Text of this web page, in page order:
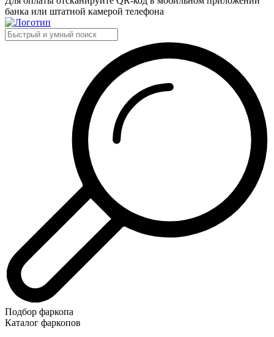
банка или штатной камерой телефона
Подбор фаркопа
Каталог фаркопов